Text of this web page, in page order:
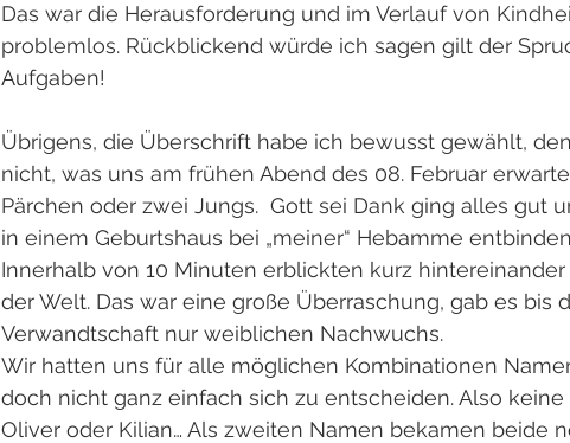
Das war die Herausforderung und im Verlauf von
problemlos. Rückblickend würde ich sagen gilt der
Aufgaben!
Übrigens, die Überschrift habe ich bewusst gewählt,
nicht, was uns am frühen Abend des 08. Februar
Pärchen oder zwei Jungs.  Gott sei Dank ging alles gut
in einem Geburtshaus bei „meiner“ Hebamme
Innerhalb von 10 Minuten erblickten kurz
der Welt. Das war eine große Überraschung, gab es bis
Verwandtschaft nur weiblichen Nachwuchs.
Wir hatten uns für alle möglichen Kombinationen
doch nicht ganz einfach sich zu entscheiden. Also
Oliver oder Kilian… Als zweiten Namen bekamen beide